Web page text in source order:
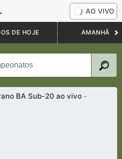
AO VIVO
DE HOJE AMANHÃ
BA Sub-20 ao vivo-